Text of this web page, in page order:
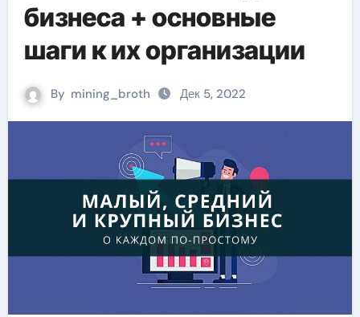
бизнеса + основные
шаги к их организации
By mining_broth Дек 5, 2022